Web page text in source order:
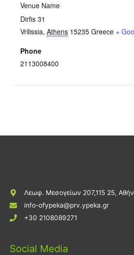
Venue Name
Dirfis 31
Vrilissia, Athens 15235 Greece +
Phone
2113008400
Λεωφ. Μεσογείων 207,115 25,
info-ofypeka@prv.ypeka.gr
+30 2108089271
Social Media